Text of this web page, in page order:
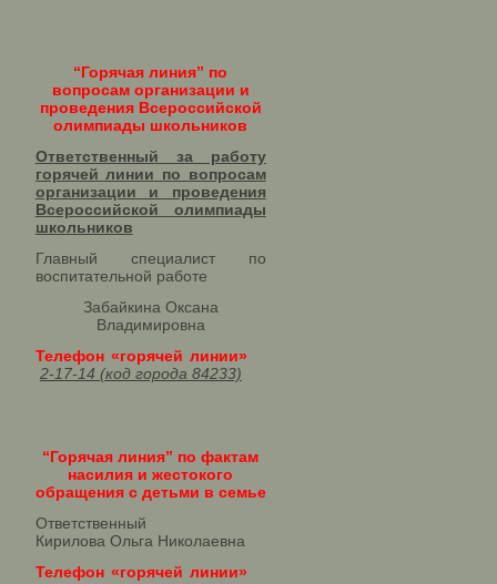
“Горячая линия” по
вопросам организации и
проведения Всероссийской
олимпиады школьников
Ответственный за работу
горячей линии по вопросам
организации и проведения
Всероссийской олимпиады
школьников​
Главный специалист по
воспитательной работе
Забайкина Оксана
Владимировна
Телефон «горячей линии»
2-17-14 (код города 84233)
“Горячая линия” по фактам
насилия и жестокого
обращения с детьми в семье
Ответственный
Кирилова Ольга Николаевна
Телефон «горячей линии»